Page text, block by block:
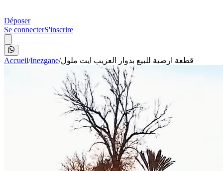
Déposer
Se connecterS'inscrire
Accueil/Inezgane/قطعة ارضية للبيع بدوار العزيب ايت ملول